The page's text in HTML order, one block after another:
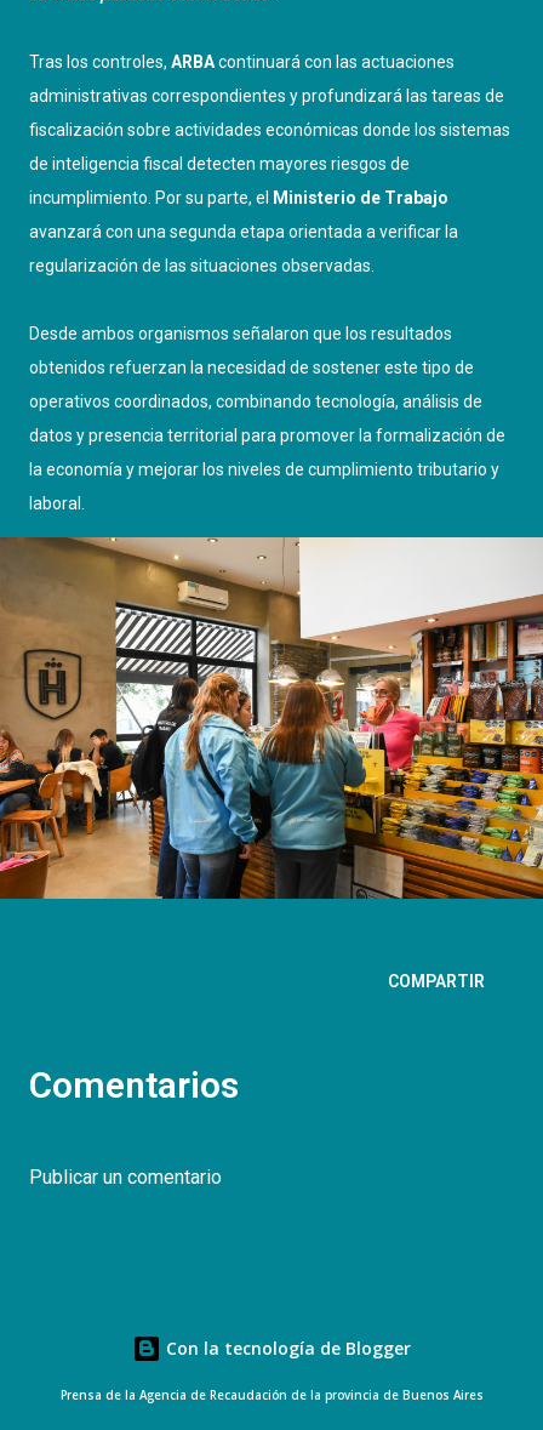
Tras los controles, ARBAcontinuará con las actuaciones
administrativas correspondientes y profundizará las tareas de
fiscalización sobre actividades económicas donde los sistemas
de inteligencia fiscal detecten mayores riesgos de
incumplimiento. Por su parte, el
Ministerio de Trabajo
avanzará con una segunda etapa orientada a verificar la
regularización de las situaciones observadas.
Desde ambos organismos señalaron que los resultados
obtenidos refuerzan la necesidad de sostener este tipo de
operativos coordinados, combinando tecnología, análisis de
datos y presencia territorial para promover la formalización de
la economía y mejorar los niveles de cumplimiento tributario y
laboral.
COMPARTIR
Comentarios
Publicar un comentario
Con la tecnología de Blogger
Prensa de la Agencia de Recaudación de la provincia de Buenos Aires